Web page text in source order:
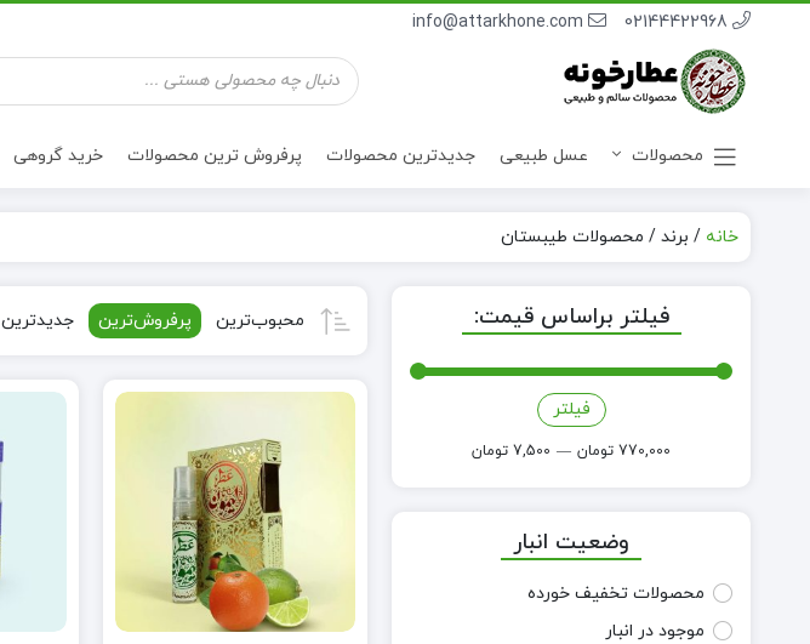
02144422968
info@attarkhone.com
جستجوی
محصولات
محصولات عسل طبیعی جدیدترین محصولات پرفروش ترین محصولات خرید گروهی
خانه / برند/ محصولات طیبستان
محبوب‌ترین پرفروش‌ترین جدیدترین فیلتر براساس قیمت:
فیلتر
7,500 تومان — 770,000 تومان
وضعیت انبار
محصولات تخفیف خورده
موجود در انبار